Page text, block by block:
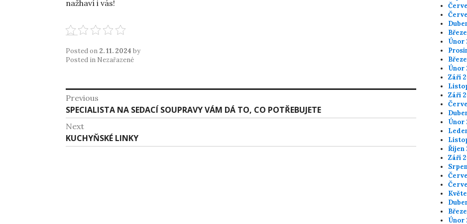
nažhaví i vás!
Posted on 2. 11. 2024 by
Posted in Nezařazené
Navigace
pro
příspěvek
Previous
Previous
post:
SPECIALISTA NA SEDACÍ SOUPRAVY VÁM DÁ TO, CO POTŘEBUJETE
Next
Next
post:
KUCHYŇSKÉ LINKY
Únor
Únor
Září
Září
Únor
Říjen
Září
Únor